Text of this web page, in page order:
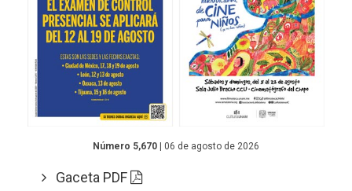
Número 5,670 | 06 de agosto de 2026
Gaceta PDF